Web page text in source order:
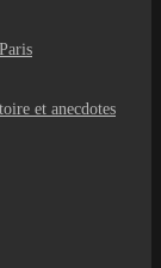
et anecdotes